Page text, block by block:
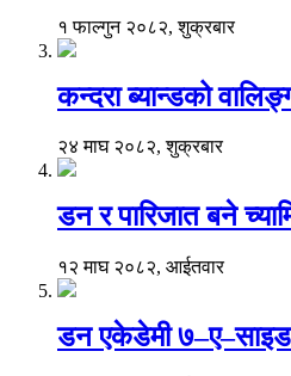
१ फाल्गुन २०८२, शुक्रबार
कन्दरा ब्यान्डको
२४ माघ २०८२, शुक्रबार
डन र पारिजात बने
१२ माघ २०८२, आईतवार
डन एकेडेमी ७–ए–साइड